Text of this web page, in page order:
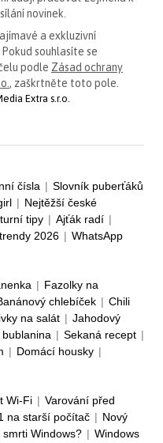
novinek.
a exkluzivní
souhlasíte se
podle Zásad ochrany
, zaškrtněte toto pole.
Extra s.r.o.
čísla | Slovník puberťáků
| Nejtěžší české
tipy | Ajťák radí |
2026 | WhatsApp
| Fazolky na
chlebíček | Chili
na salát | Jahodový
| Sekaná recept |
| Domácí housky |
Wi-Fi | Varování před
na starší počítač | Nový
Windows? | Windows